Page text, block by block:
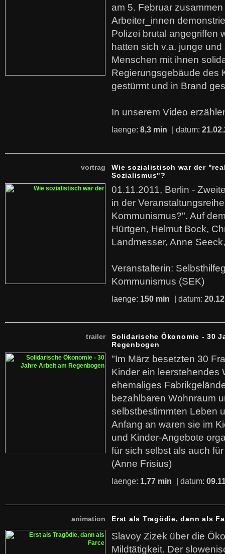
am 5. Februar
Arbeiter_innen
Polizei brutal angegriffen
hatten sich v.a. junge
Menschen mit ihnen
Regierungsgebäude des
gestürmt und in Brand
In unserem Video
laenge: 8,3 min | datum:
vortrag
Wie sozialistisch war der
Sozialismus"?
01.11.2011, Berlin -
in der
Kommunismus?". Auf
Hürtgen, Helmut Bock,
Landmesser, Anne
Veranstalterin:
Kommunismus (SEK)
laenge: 150 min | datum:
trailer
Solidarische Ökonomie - 30
Regenbogen
"Im März besetzten 30
Kinder ein leerstehendes
ehemaliges
bezahlbaren Wohnraum
selbstbestimmten Leben
Anfang an waren sie im
und Kinder-Angebote
für sich selbst als auch
(Anne Frisius)
laenge: 1,77 min | datum:
animation Erst als Tragödie, dann als
Slavoy Zizek über die
Mildtätigkeit. Der